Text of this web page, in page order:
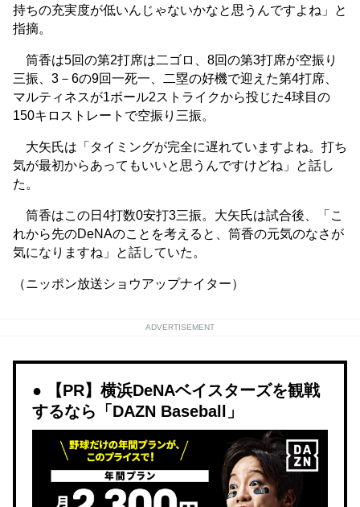
持ちの充実度が低いんじゃないかなと思うんですよね」と
指摘。
筒香は5回の第2打席は二ゴロ、8回の第3打席が空振り
三振、3－6の9回一死一、二塁の好機で迎えた第4打席、
マルティネスが1ボール2ストライクから投じた4球目の
150キロストレートで空振り三振。
大矢氏は「タイミングが完全に遅れていますよね。打ち
気が最初からあってもいいと思うんですけどね」と話し
た。
筒香はこの日4打数0安打3三振。大矢氏は試合後、「こ
れから先のDeNAのことを考えると、筒香の元気のなさが
気になりますね」と話していた。
（ニッポン放送ショウアップナイター）
ADVERTISEMENT
【PR】横浜DeNAベイスターズを観戦
するなら「DAZN Baseball」